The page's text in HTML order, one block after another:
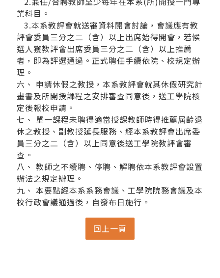
業科目。
3.本系教評會就送審資料開會討論，會議應有教
評會委員三分之二（含）以上出席始得開會，若候
選人獲教評會出席委員三分之二（含）以上推薦
者，即為評選通過。正式聘任手續依院、校規定辦
理。
六、 申請休假之教授，本系教評會就其休假研究計
畫書及所開授課程之安排審查同意後，送工學院核
定後報校申請。
七、 單一課程未聘得適當授課教師時得推薦屆齡退
休之教授、副教授延長服務、經本系教評會出席委
員三分之二（含）以上同意後送工學院教評會審
查。
八、 教師之不續聘、停聘、解聘依本系教評會設置
辦法之規定辦理。
九、 本要點經本系系務會議、工學院院務會議及本
校行政會議通過後，自發布日施行。